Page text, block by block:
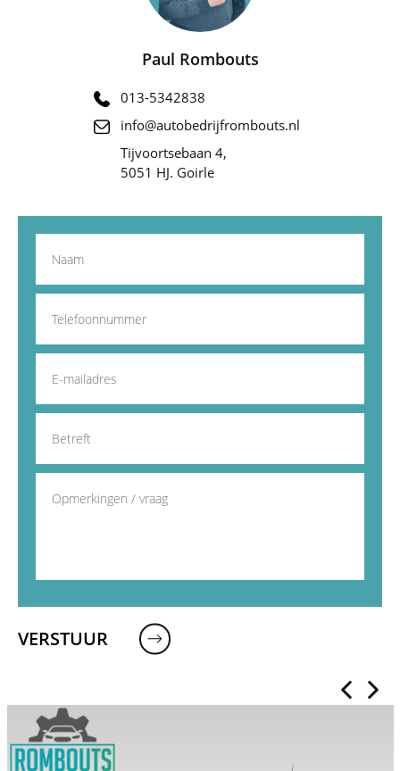
Paul Rombouts
013-5342838
info@autobedrijfrombouts.nl
Tijvoortsebaan 4,
5051 HJ. Goirle
VERSTUUR